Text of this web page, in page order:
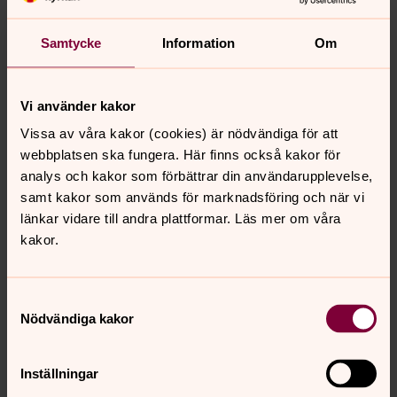
Samtycke Information Om
Vi använder kakor
Vissa av våra kakor (cookies) är nödvändiga för att
webbplatsen ska fungera. Här finns också kakor för
analys och kakor som förbättrar din användarupplevelse,
samt kakor som används för marknadsföring och när vi
länkar vidare till andra plattformar. Läs mer om våra
kakor.
Nödvändiga kakor
Inställningar
Matkasseutdelning, kaffeservering
och sopplunch
Fredagar i Säters kyrka 10:00-12:00 Matkasseutdelning,
kaffeservering, gemenskap. 12:00 Sopplunch och andakt
Tillsammans skapar vi gemenskap
Välkommen att delta på våra aktiviteter
Medlemskap i Svenska kyrkan
51,4 procent av Sveriges befolkning är medlemmar i
Svenska kyrkan, det är vi glada för! Är du inte redan